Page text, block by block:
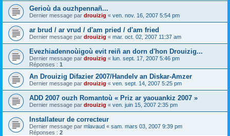
Gerioù da ouzhpennañ...
Dernier message par drouizig « ven. nov. 16, 2007 5:54 pm
ar brud / ar vrud / d'am pried / d'am fried
Dernier message par drouizig « mar. oct. 02, 2007 11:37 am
Evezhiadennoùigoù evit reiñ an dorn d'hon Drouizig...
Dernier message par drouizig « lun. sept. 17, 2007 5:46 pm
Réponses : 1
An Drouizig Difazier 2007/Handelv an Diskar-Amzer
Dernier message par drouizig « ven. sept. 14, 2007 5:25 pm
ADD 2007 ouzh Romantoù « Priz ar yaouankiz 2007 »
Dernier message par drouizig « ven. juin 15, 2007 2:35 pm
Installateur de correcteur
Dernier message par mlavaud « sam. mars 03, 2007 9:39 pm
Réponses : 2